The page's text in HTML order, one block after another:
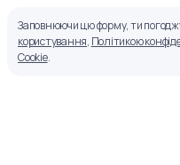
Заповнюючи цю форму, ти
користування, Політикою
Cookie.